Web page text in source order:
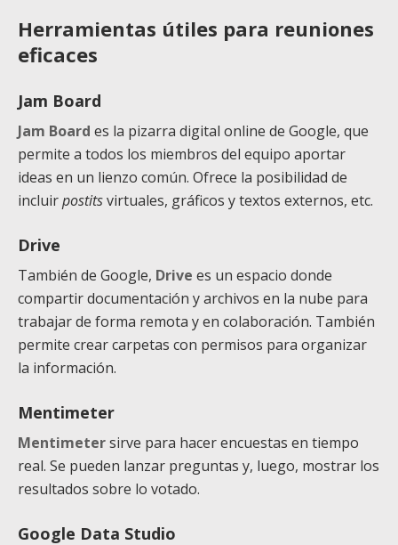
Herramientas útiles para reuniones
eficaces
Jam Board
Jam Board es la pizarra digital online de Google, que
permite a todos los miembros del equipo aportar
ideas en un lienzo común. Ofrece la posibilidad de
incluirpostitsvirtuales, gráficos y textos externos, etc.
Drive
También de Google, Drive es un espacio donde
compartir documentación y archivos en la nube para
trabajar de forma remota y en colaboración. También
permite crear carpetas con permisos para organizar
la información.
Mentimeter
Mentimetersirve para hacer encuestas en tiempo
real. Se pueden lanzar preguntas y, luego, mostrar los
resultados sobre lo votado.
Google Data Studio